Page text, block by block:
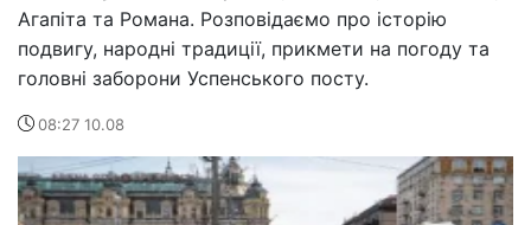
Агапіта та Романа. Розповідаємо про історію
подвигу, народні традиції, прикмети на погоду та
головні заборони Успенського посту.
08:27 10.08